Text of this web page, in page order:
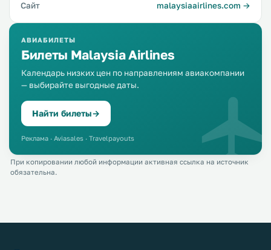
Сайт malaysiaairlines.com →
АВИАБИЛЕТЫ
Билеты Malaysia Airlines
Календарь низких цен по направлениям авиакомпании
— выбирайте выгодные даты.
Найти билеты→
Реклама · Aviasales · Travelpayouts
При копировании любой информации активная ссылка на источник
обязательна.